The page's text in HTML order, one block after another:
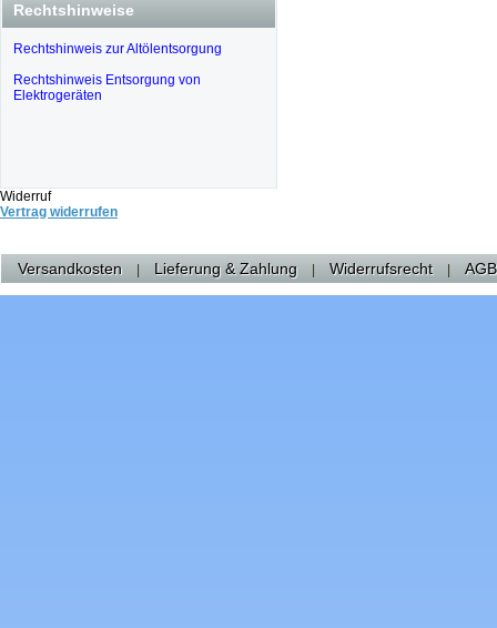
Rechtshinweise
Rechtshinweis zur Altölentsorgung
Rechtshinweis Entsorgung von
Elektrogeräten
Widerruf
Vertrag widerrufen
Versandkosten Lieferung & Zahlung Widerrufsrecht AGB